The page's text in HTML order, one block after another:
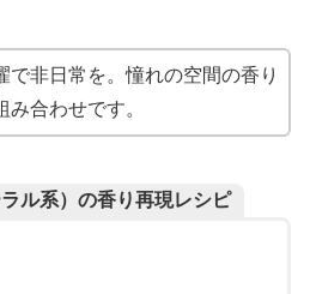
で非日常を。憧れの空間の香り
み合わせです。
ル系）の香り再現レシピ